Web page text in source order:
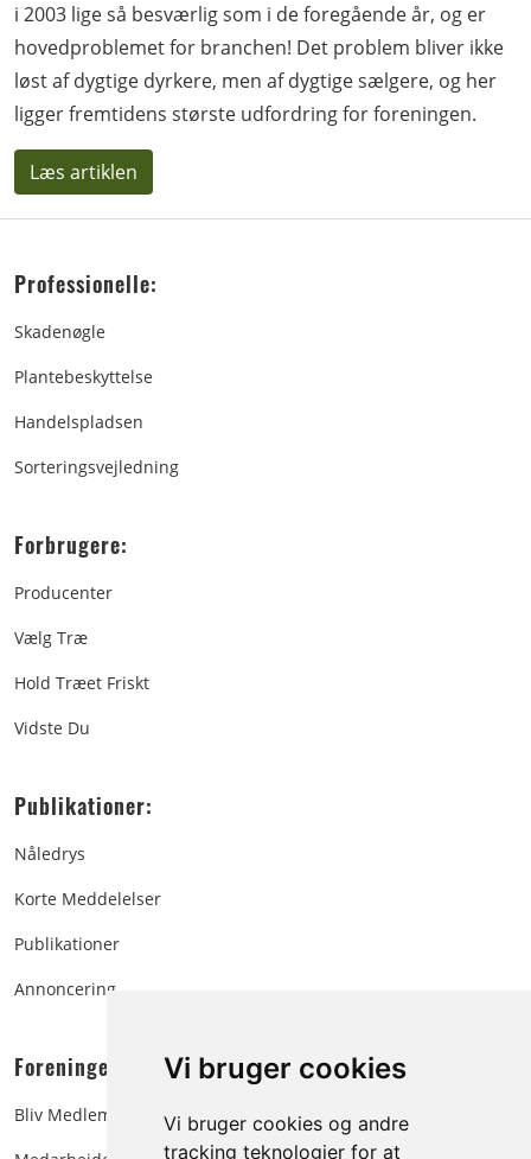
Vi bruger cookies
Vi bruger cookies og andre
tracking teknologier for at
i 2003 lige så besværlig som i de foregående år, og er
hovedproblemet for branchen! Det problem bliver ikke
løst af dygtige dyrkere, men af dygtige sælgere, og her
ligger fremtidens største udfordring for foreningen.
Læs artiklen
Professionelle:
Skadenøgle
Plantebeskyttelse
Handelspladsen
Sorteringsvejledning
Forbrugere:
Producenter
Vælg Træ
Hold Træet Friskt
Vidste Du
Publikationer:
Nåledrys
Korte Meddelelser
Publikationer
Annoncering
Foreningen:
Bliv Medlem